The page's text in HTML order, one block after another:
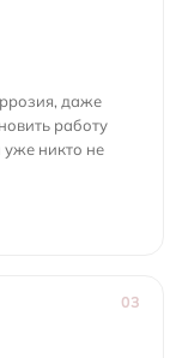
даже
работу
никто не
03